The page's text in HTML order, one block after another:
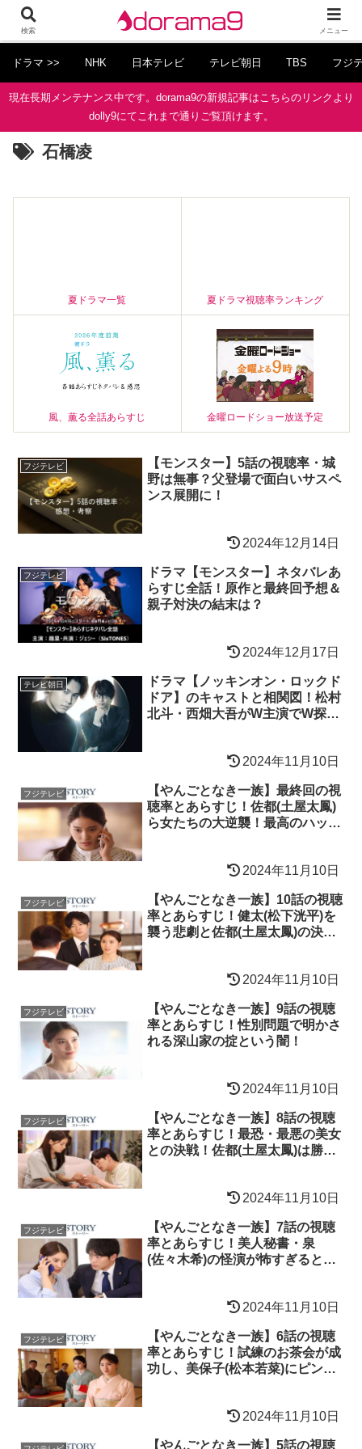
ドラマ >> NHK 日本テレビ テレビ朝日 TBS フジ
現在長期メンテナンス中です。dorama9の新規記事はこちらのリンクより
dolly9にてこれまで通りご覧頂けます。
石橋凌
夏ドラマ一覧 夏ドラマ視聴率ランキング
風、薫る全話あらすじ 金曜ロードショー放送予定
フジテレビ
【モンスター】5話の視聴率・城
野は無事？父登場で面白いサスペ
ンス展開に！
2024年12月14日
フジテレビ
ドラマ【モンスター】ネタバレあ
らすじ全話！原作と最終回予想＆
親子対決の結末は？
2024年12月17日
テレビ朝日
ドラマ【ノッキンオン・ロックド
ドア】のキャストと相関図！松村
北斗・西畑大吾がW主演でW探偵
2024年11月10日
フジテレビ
【やんごとなき一族】最終回の視
聴率とあらすじ！佐都(土屋太鳳)
ら女たちの大逆襲！最高のハッピ
2024年11月10日
フジテレビ
【やんごとなき一族】10話の視聴
率とあらすじ！健太(松下洸平)を
襲う悲劇と佐都(土屋太鳳)の決断
2024年11月10日
フジテレビ
【やんごとなき一族】9話の視聴
率とあらすじ！性別問題で明かさ
れる深山家の掟という闇！
2024年11月10日
フジテレビ
【やんごとなき一族】8話の視聴
率とあらすじ！最恐・最悪の美女
との決戦！佐都(土屋太鳳)は勝て
2024年11月10日
フジテレビ
【やんごとなき一族】7話の視聴
率とあらすじ！美人秘書・泉
(佐々木希)の怪演が怖すぎると話
2024年11月10日
フジテレビ
【やんごとなき一族】6話の視聴
率とあらすじ！試練のお茶会が成
功し、美保子(松本若菜)にピンチ
2024年11月10日
【やんごとなき一族】5話の視聴
検索 メニュー